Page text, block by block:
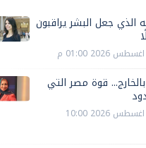
الذي جعل البشر يراقبون
قوة مصر التي
الجمعة، 07 اغسطس 2026 10:00